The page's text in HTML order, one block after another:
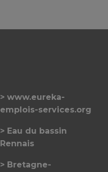
www.eureka-
emplois-services.org
Eau du bassin
Rennais
Bretagne-